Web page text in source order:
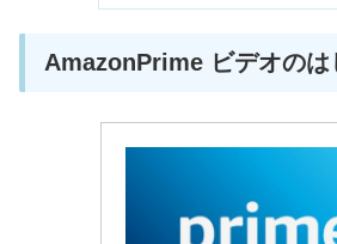
AmazonPrime ビデオのは